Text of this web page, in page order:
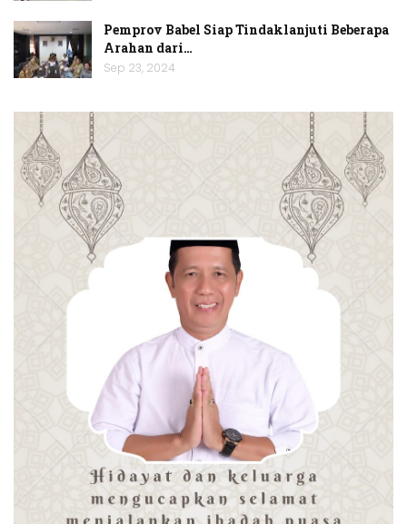
Pemprov Babel Siap Tindaklanjuti Beberapa
Arahan dari…
Sep 23, 2024